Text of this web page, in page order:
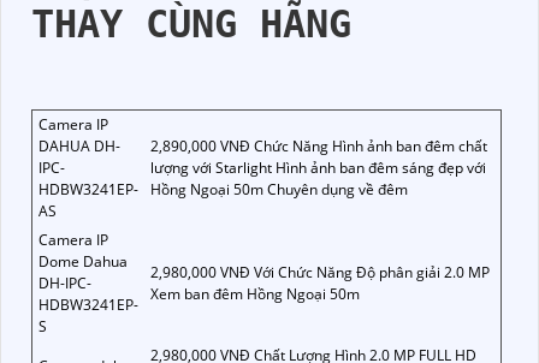
GIỚI THIỆU NHỮNG
CAMERA KHÁC CÓ CHẤT
LƯỢNG TỐT CÓ THỂ
THAY CÙNG HÃNG